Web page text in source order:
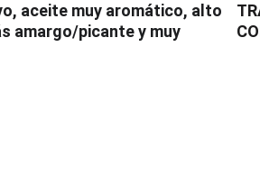
aceite muy aromático, alto
amargo/picante y muy